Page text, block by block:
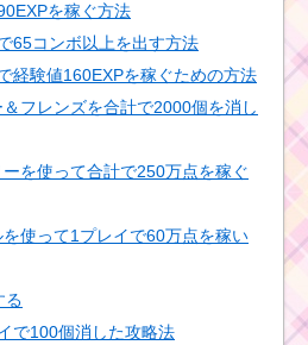
を稼ぐ方法
65コンボ以上を出す方法
経験値160EXPを稼ぐための方法
フレンズを合計で2000個を消し
を使って合計で250万点を稼ぐ
使って1プレイで60万点を稼い
る
で100個消した攻略法